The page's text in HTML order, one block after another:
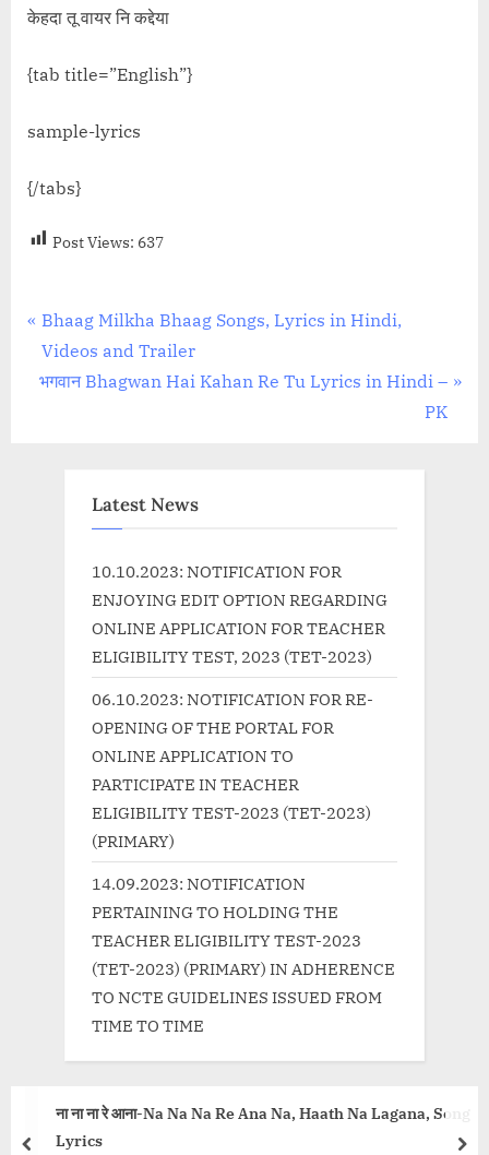
केहदा तू वायर नि कद्देया
{tab title=”English”}
sample-lyrics
{/tabs}
Post Views: 637
Post
navigation
P
r
e
Bhaag Milkha Bhaag Songs, Lyrics in Hindi,
Videos and Trailer
N
भगवान Bhagwan Hai Kahan Re Tu Lyrics in Hindi –
PK
Latest News
10.10.2023: NOTIFICATION FOR
ENJOYING EDIT OPTION REGARDING
ONLINE APPLICATION FOR TEACHER
ELIGIBILITY TEST, 2023 (TET-2023)
06.10.2023: NOTIFICATION FOR RE-
OPENING OF THE PORTAL FOR
ONLINE APPLICATION TO
PARTICIPATE IN TEACHER
ELIGIBILITY TEST-2023 (TET-2023)
(PRIMARY)
14.09.2023: NOTIFICATION
PERTAINING TO HOLDING THE
TEACHER ELIGIBILITY TEST-2023
(TET-2023) (PRIMARY) IN ADHERENCE
TO NCTE GUIDELINES ISSUED FROM
TIME TO TIME
Na, Haath Na Lagana, Song
सुन ले ज़रा Sun Le Zara